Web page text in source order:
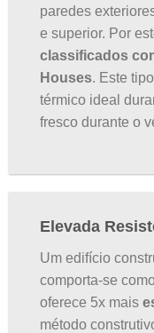
paredes
e superior. Por
classificados
Houses. Este
térmico ideal
fresco durante o
Elevada
Um edifício
comporta-se
oferece 5x mais
método